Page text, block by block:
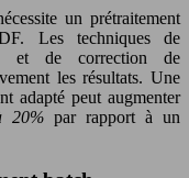
un prétraitement
Les techniques de
et de correction de
les résultats. Une
adapté peut augmenter
20% par rapport à un